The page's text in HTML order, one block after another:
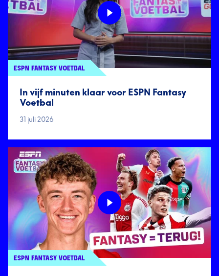
ESPN FANTASY VOETBAL
In vijf minuten klaar voor ESPN Fantasy
Voetbal
31 juli 2026
ESPN FANTASY VOETBAL